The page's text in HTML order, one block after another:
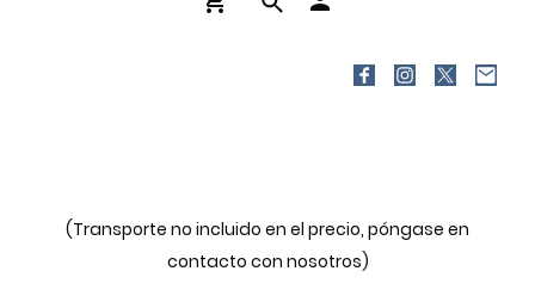
(Transporte no incluido en el precio, póngase en
contacto con nosotros)